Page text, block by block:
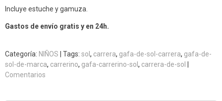
Incluye estuche y gamuza.
Gastos de envío gratis y en 24h.
Categoría: NIÑOS Tags: sol carrera gafa-de-sol-carrera gafa-de-
sol-de-marca carrerino gafa-carrerino-sol carrera-de-sol
Comentarios